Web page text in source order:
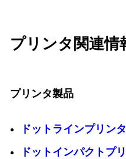
プリンタ関連情
プリンタ製品
ドットラインプリ
ドットインパクト